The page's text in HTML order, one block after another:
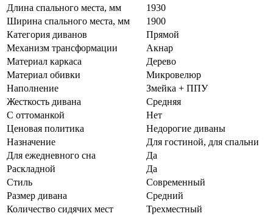
Длина спального места, мм
1930
Ширина спального места, мм
1900
Категория диванов
Прямой
Механизм трансформации
Акнар
Материал каркаса
Дерево
Материал обивки
Микровелюр
Наполнение
Змейка + ППУ
Жесткость дивана
Средняя
С оттоманкой
Нет
Ценовая политика
Недорогие диваны
Назначение
Для гостиной, для спальни
Для ежедневного сна
Да
Раскладной
Да
Стиль
Современный
Размер дивана
Средний
Количество сидячих мест
Трехместный